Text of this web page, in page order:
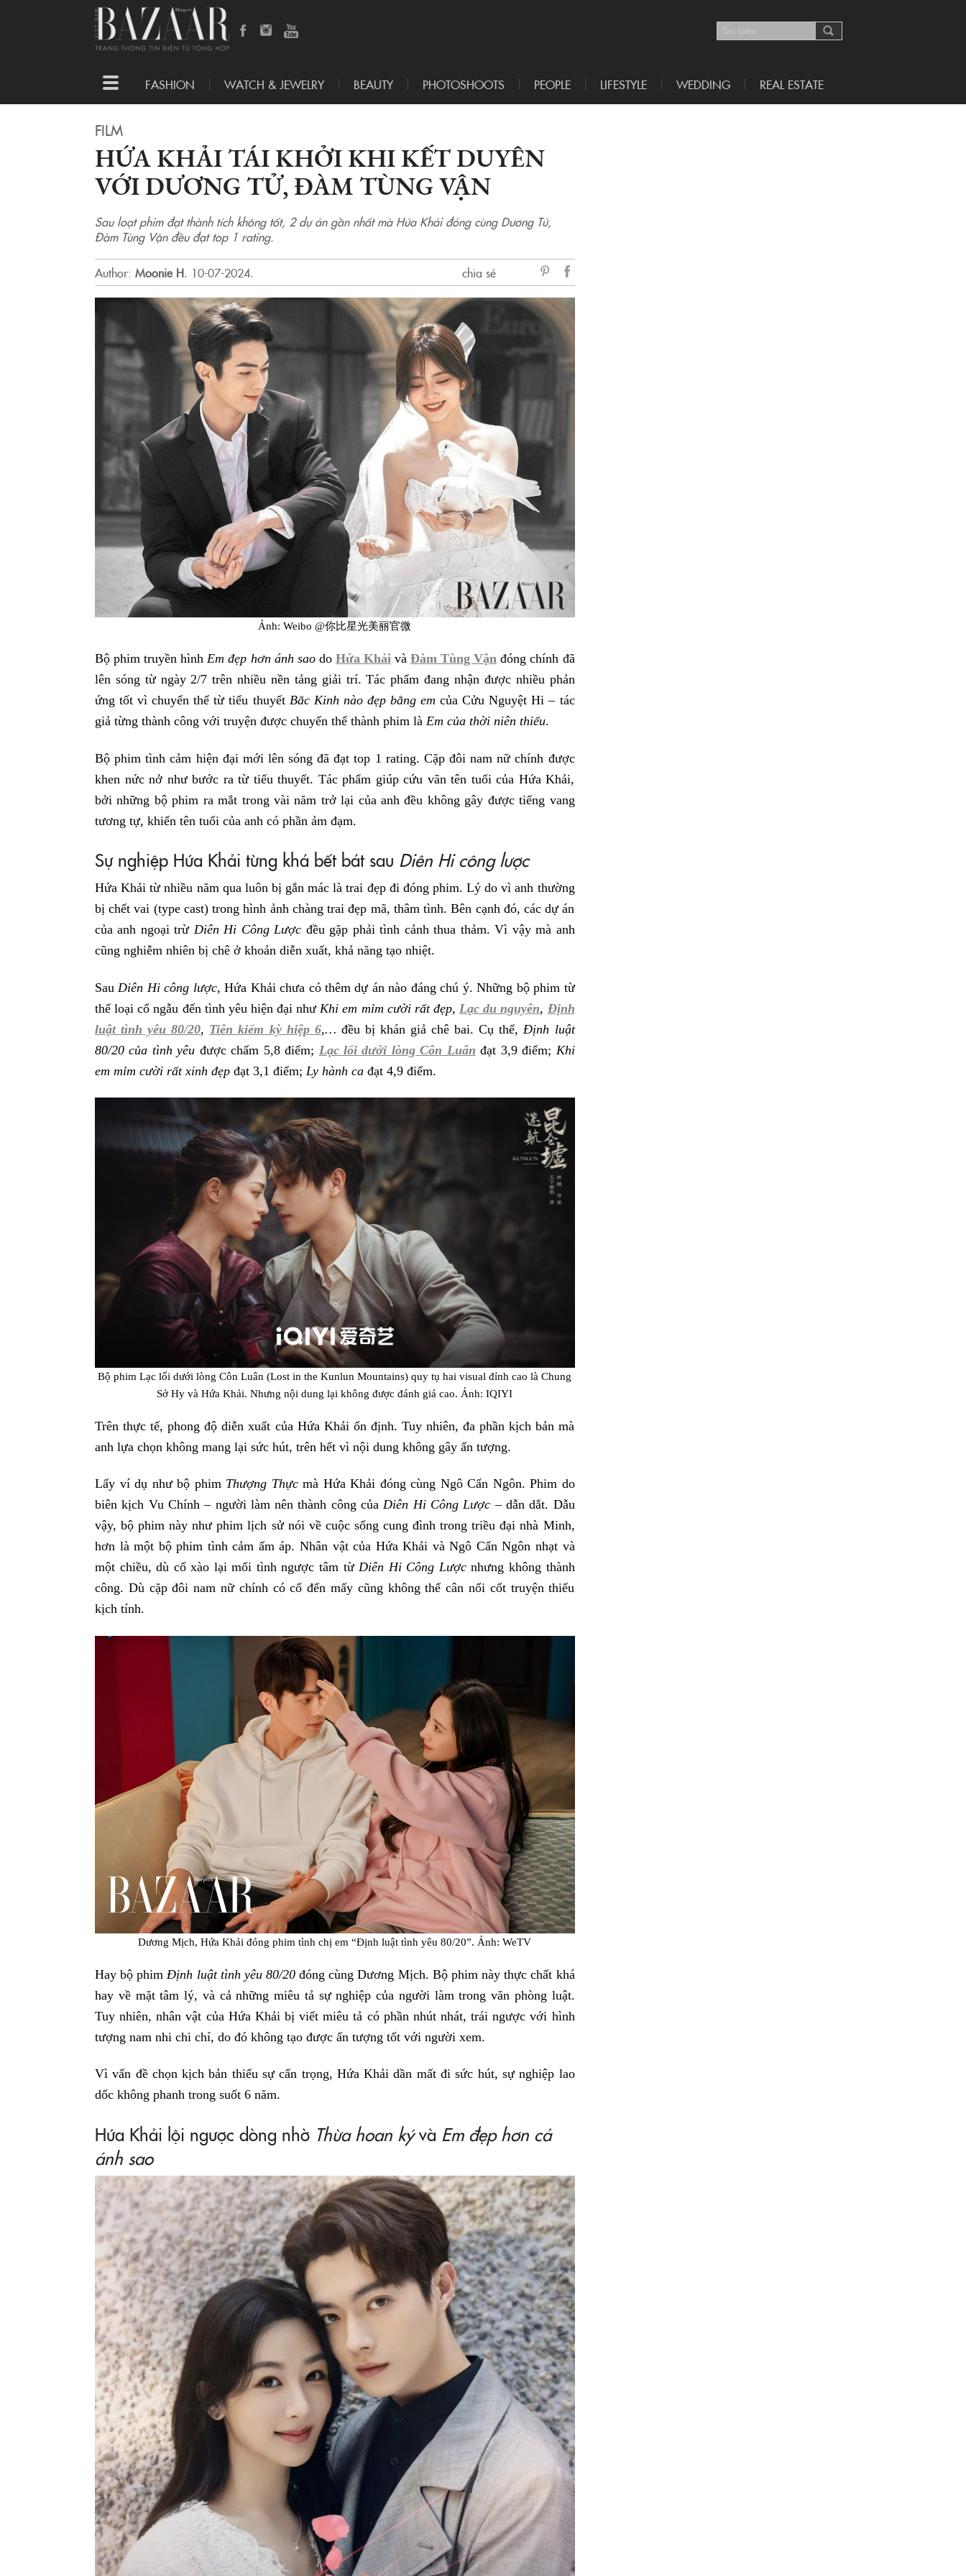
Toggle
navigation
FASHION WATCH & JEWELRY BEAUTY PHOTOSHOOTS PEOPLE LIFESTYLE WEDDING REAL ESTATE
FILM
HỨA KHẢI TÁI KHỞI KHI KẾT DUYÊN
VỚI DƯƠNG TỬ, ĐÀM TÙNG VẬN
Sau loạt phim đạt thành tích không tốt, 2 dự án gần nhất mà Hứa Khải đóng cùng Dương Tử,
Đàm Tùng Vận đều đạt top 1 rating.
Author: Moonie H. 10-07-2024.
chia sẻ
Ảnh: Weibo @你比星光美丽官微
Bộ phim truyền hìnhEm đẹp hơn ánh saodo Hứa KhảivàĐàm Tùng Vận đóng chính đã
lên sóng từ ngày 2/7 trên nhiều nền tảng giải trí. Tác phẩm đang nhận được nhiều phản
ứng tốt vì chuyển thể từ tiểu thuyết Bắc Kinh nào đẹp bằng em của Cửu Nguyệt Hi – tác
giả từng thành công với truyện được chuyển thể thành phim là Em của thời niên thiếu.
Bộ phim tình cảm hiện đại mới lên sóng đã đạt top 1 rating. Cặp đôi nam nữ chính được
khen nức nở như bước ra từ tiểu thuyết. Tác phẩm giúp cứu vãn tên tuổi của Hứa Khải,
bởi những bộ phim ra mắt trong vài năm trở lại của anh đều không gây được tiếng vang
tương tự, khiến tên tuổi của anh có phần ảm đạm.
Sự nghiệp Hứa Khải từng khá bết bát sau Diên Hi công lược
Hứa Khải từ nhiều năm qua luôn bị gắn mác là trai đẹp đi đóng phim. Lý do vì anh thường
bị chết vai (type cast) trong hình ảnh chàng trai đẹp mã, thâm tình. Bên cạnh đó, các dự án
của anh ngoại trừ Diên Hi Công Lược đều gặp phải tình cảnh thua thảm. Vì vậy mà anh
cũng nghiễm nhiên bị chê ở khoản diễn xuất, khả năng tạo nhiệt.
Sau Diên Hi công lược, Hứa Khải chưa có thêm dự án nào đáng chú ý. Những bộ phim từ
thể loại cổ ngẫu đến tình yêu hiện đại như Khi em mỉm cười rất đẹp, Lạc du nguyên, Định
luật tình yêu 80/20, Tiên kiếm kỳ hiệp 6,… đều bị khán giả chê bai. Cụ thể, Định luật
80/20 của tình yêu được chấm 5,8 điểm; Lạc lối dưới lòng Côn Luân đạt 3,9 điểm; Khi
em mỉm cười rất xinh đẹp đạt 3,1 điểm; Ly hành ca đạt 4,9 điểm.
Bộ phim Lạc lối dưới lòng Côn Luân (Lost in the Kunlun Mountains) quy tụ hai visual đỉnh cao là Chung
Sở Hy và Hứa Khải. Nhưng nội dung lại không được đánh giá cao. Ảnh: IQIYI
Trên thực tế, phong độ diễn xuất của Hứa Khải ổn định. Tuy nhiên, đa phần kịch bản mà
anh lựa chọn không mang lại sức hút, trên hết vì nội dung không gây ấn tượng.
Lấy ví dụ như bộ phim Thượng Thực mà Hứa Khải đóng cùng Ngô Cẩn Ngôn. Phim do
biên kịch Vu Chính – người làm nên thành công củaDiên Hi Công Lược –dẫn dắt. Dẫu
vậy, bộ phim này như phim lịch sử nói về cuộc sống cung đình trong triều đại nhà Minh,
hơn là một bộ phim tình cảm ấm áp. Nhân vật của Hứa Khải và Ngô Cẩn Ngôn nhạt và
một chiều, dù cố xào lại mối tình ngược tâm từDiên Hi Công Lượcnhưng không thành
công. Dù cặp đôi nam nữ chính có cố đến mấy cũng không thể cân nổi cốt truyện thiếu
kịch tính.
Dương Mịch, Hứa Khải đóng phim tình chị em “Định luật tình yêu 80/20”. Ảnh: WeTV
Hay bộ phimĐịnh luật tình yêu 80/20đóng cùng Dương Mịch. Bộ phim này thực chất khá
hay về mặt tâm lý, và cả những miêu tả sự nghiệp của người làm trong văn phòng luật.
Tuy nhiên, nhân vật của Hứa Khải bị viết miêu tả có phần nhút nhát, trái ngược với hình
tượng nam nhi chi chí, do đó không tạo được ấn tượng tốt với người xem.
Vì vấn đề chọn kịch bản thiếu sự cẩn trọng, Hứa Khải dần mất đi sức hút, sự nghiệp lao
dốc không phanh trong suốt 6 năm.
Hứa Khải lội ngược dòng nhờ Thừa hoan kývà Em đẹp hơn cả
ánh sao